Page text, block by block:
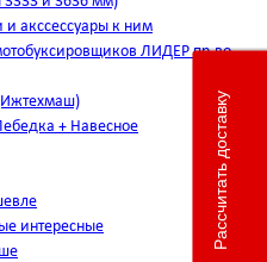
акссессуары к ним
ЛИДЕР пр-во
+ Навесное
интересные
Рассчитать доставку